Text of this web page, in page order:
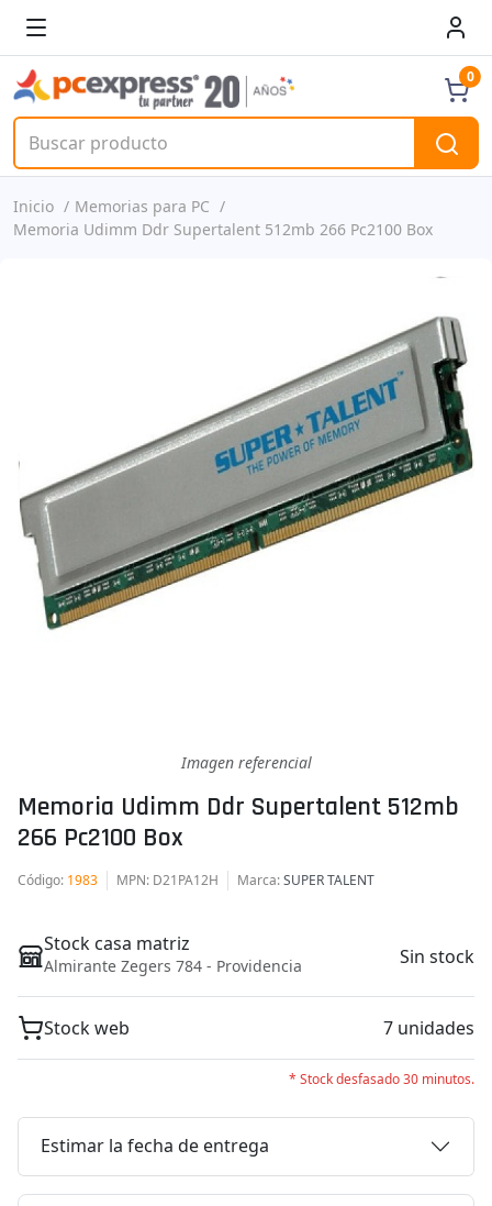
0
Inicio
Memorias para PC
Memoria Udimm Ddr Supertalent 512mb 266 Pc2100 Box
Imagen referencial
Memoria Udimm Ddr Supertalent 512mb
266 Pc2100 Box
Código: 1983 MPN: D21PA12H Marca:SUPER TALENT
Stock casa matriz
Almirante Zegers 784 - Providencia Sin stock
Stock web 7 unidades
* Stock desfasado 30 minutos.
Estimar la fecha de entrega